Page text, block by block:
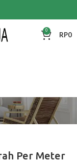
0 RP0
Per Meter